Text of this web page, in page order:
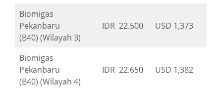
Biomigas
Pekanbaru
(B40) (Wilayah 3)
IDR 22.500 USD 1,373
Biomigas
Pekanbaru
(B40) (Wilayah 4)
IDR 22.650 USD 1,382